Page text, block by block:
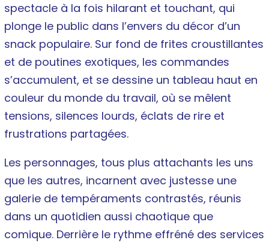
spectacle à la fois hilarant et touchant, qui
plonge le public dans l’envers du décor d’un
snack populaire. Sur fond de frites croustillantes
et de poutines exotiques, les commandes
s’accumulent, et se dessine un tableau haut en
couleur du monde du travail, où se mêlent
tensions, silences lourds, éclats de rire et
frustrations partagées.
Les personnages, tous plus attachants les uns
que les autres, incarnent avec justesse une
galerie de tempéraments contrastés, réunis
dans un quotidien aussi chaotique que
comique. Derrière le rythme effréné des services